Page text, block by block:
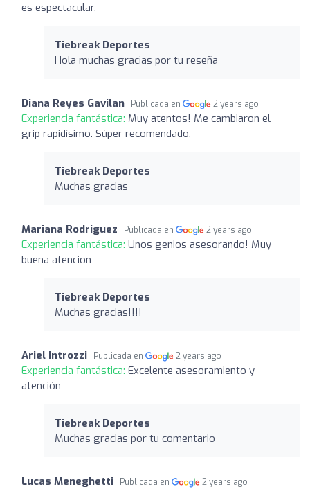
es espectacular.
Tiebreak Deportes
Hola muchas gracias por tu reseña
Diana Reyes Gavilan Publicada en 2 years ago
Experiencia fantástica: Muy atentos! Me cambiaron el
grip rapidísimo. Súper recomendado.
Tiebreak Deportes
Muchas gracias
Mariana Rodriguez Publicada en 2 years ago
Experiencia fantástica: Unos genios asesorando! Muy
buena atencion
Tiebreak Deportes
Muchas gracias!!!!
Ariel Introzzi Publicada en 2 years ago
Experiencia fantástica: Excelente asesoramiento y
atención
Tiebreak Deportes
Muchas gracias por tu comentario
Lucas Meneghetti Publicada en 2 years ago